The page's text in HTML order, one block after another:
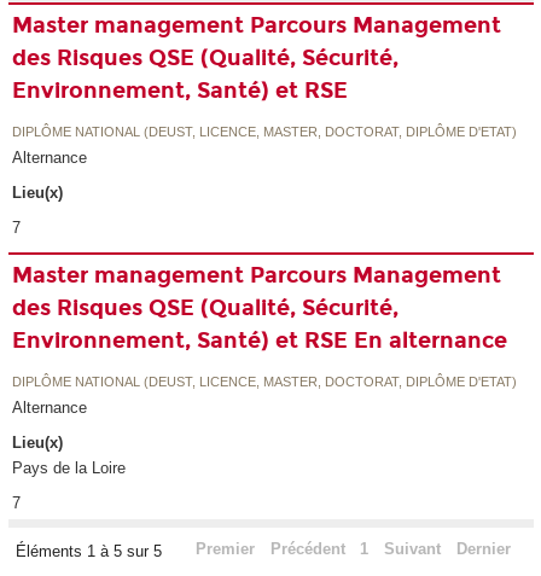
Master management Parcours Management
des Risques QSE (Qualité, Sécurité,
Environnement, Santé) et RSE
DIPLÔME NATIONAL (DEUST, LICENCE, MASTER, DOCTORAT, DIPLÔME D'ETAT)
Alternance
Lieu(x)
7
Master management Parcours Management
des Risques QSE (Qualité, Sécurité,
Environnement, Santé) et RSE En alternance
DIPLÔME NATIONAL (DEUST, LICENCE, MASTER, DOCTORAT, DIPLÔME D'ETAT)
Alternance
Lieu(x)
Pays de la Loire
7
Éléments 1 à 5 sur 5 Premier Précédent 1 Suivant Dernier